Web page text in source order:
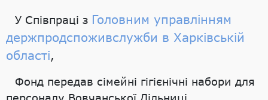
У Співпраці з Головним управлінням
держпродспоживслужби в Харківській
області,
Фонд передав сімейні гігієнічні набори для